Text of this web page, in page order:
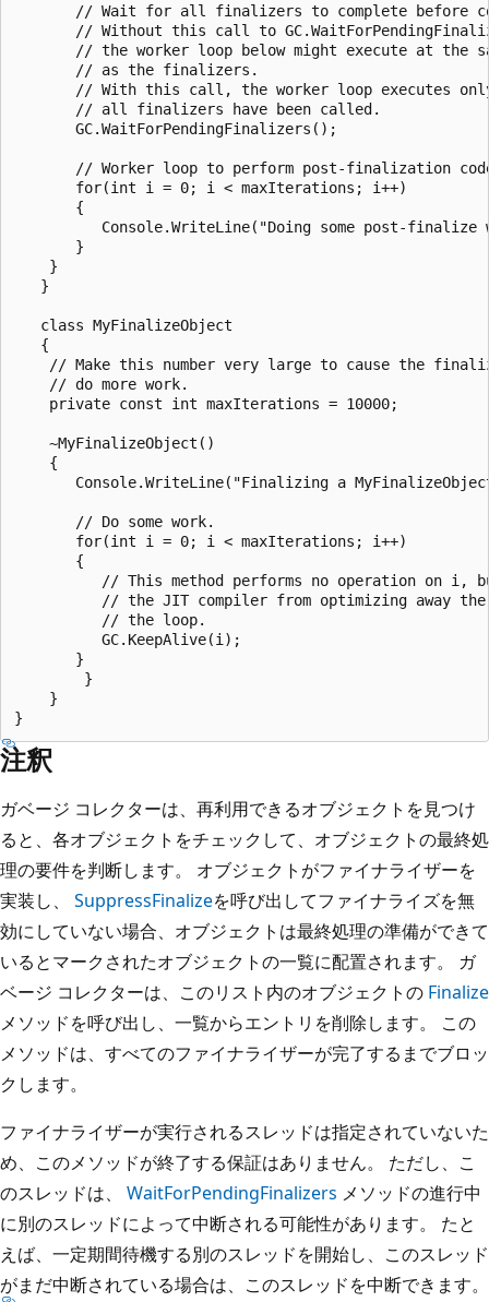
// Wait for all finalizers to complete before
// Without this call to
// the worker loop below might execute at the
       // as the finalizers.
// With this call, the worker loop executes
       // all finalizers have been called.
       GC.WaitForPendingFinalizers();
// Worker loop to perform post-finalization
       for(int i = 0; i < maxIterations; i++)
       {
Console.WriteLine("Doing some post-finalize
       }
    }
   }
   class MyFinalizeObject
   {
// Make this number very large to cause the
    // do more work.
    private const int maxIterations = 10000;
    ~MyFinalizeObject()
    {
Console.WriteLine("Finalizing a
       // Do some work.
       for(int i = 0; i < maxIterations; i++)
       {
// This method performs no operation on i,
// the JIT compiler from optimizing away
          // the loop.
          GC.KeepAlive(i);
       }
        }
    }
注釈
ガベージ コレクターは、再利用できるオブジェクトを見つけ
ると、各オブジェクトをチェックして、オブジェクトの最終処
理の要件を判断します。 オブジェクトがファイナライザーを
実装し、 SuppressFinalizeを呼び出してファイナライズを無
効にしていない場合、オブジェクトは最終処理の準備ができて
いるとマークされたオブジェクトの一覧に配置されます。 ガ
ベージ コレクターは、このリスト内のオブジェクトの Finalize
メソッドを呼び出し、一覧からエントリを削除します。 この
メソッドは、すべてのファイナライザーが完了するまでブロッ
クします。
ファイナライザーが実行されるスレッドは指定されていないた
め、このメソッドが終了する保証はありません。 ただし、こ
のスレッドは、 WaitForPendingFinalizers メソッドの進行中
に別のスレッドによって中断される可能性があります。 たと
えば、一定期間待機する別のスレッドを開始し、このスレッド
がまだ中断されている場合は、このスレッドを中断できます。